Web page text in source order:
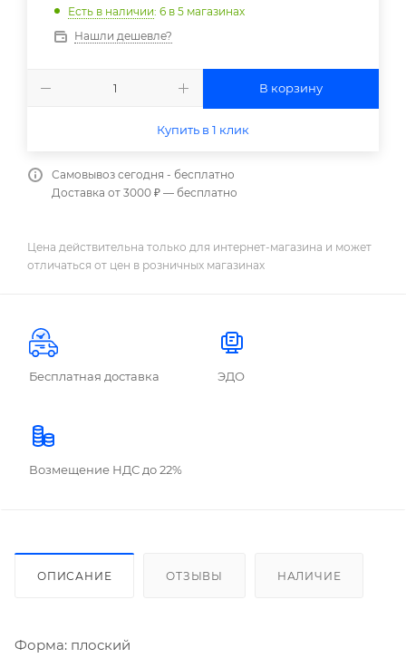
Есть в наличии: 6 в 5 магазинах
Нашли дешевле?
В корзину
Купить в 1 клик
Самовывоз сегодня - бесплатно
Доставка от 3000 ₽ — бесплатно
Цена действительна только для интернет-магазина и может
отличаться от цен в розничных магазинах
Бесплатная доставка ЭДО
Возмещение НДС до 22%
ОПИСАНИЕ ОТЗЫВЫ НАЛИЧИЕ
Форма: плоский